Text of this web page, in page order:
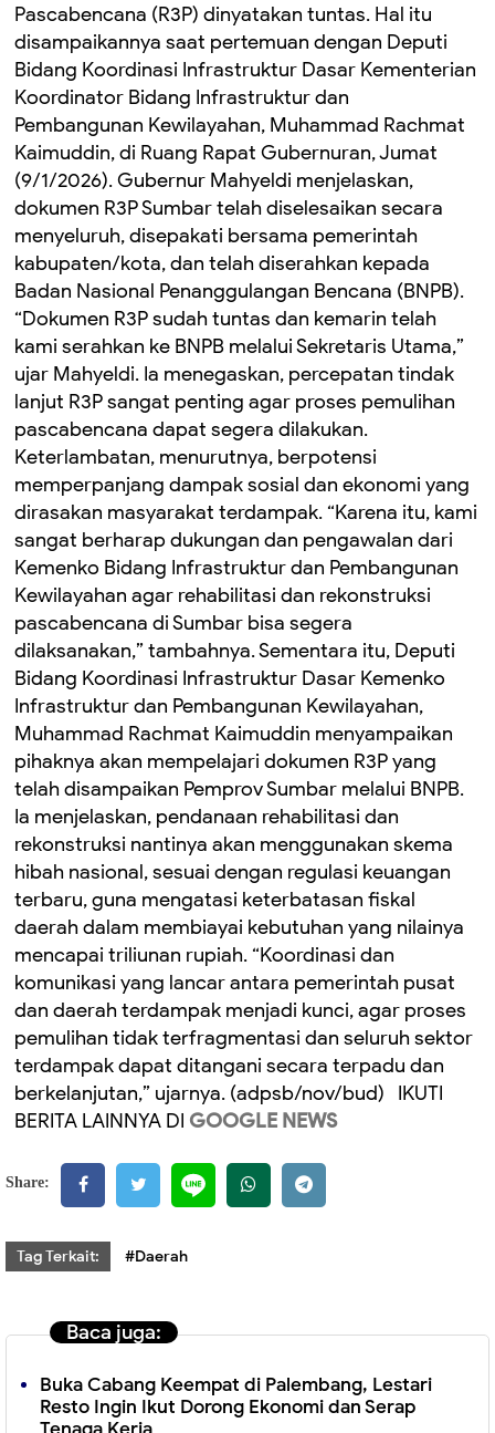
Pascabencana (R3P) dinyatakan tuntas. Hal itu
disampaikannya saat pertemuan dengan Deputi
Bidang Koordinasi Infrastruktur Dasar Kementerian
Koordinator Bidang Infrastruktur dan
Pembangunan Kewilayahan, Muhammad Rachmat
Kaimuddin, di Ruang Rapat Gubernuran, Jumat
(9/1/2026). Gubernur Mahyeldi menjelaskan,
dokumen R3P Sumbar telah diselesaikan secara
menyeluruh, disepakati bersama pemerintah
kabupaten/kota, dan telah diserahkan kepada
Badan Nasional Penanggulangan Bencana (BNPB).
“Dokumen R3P sudah tuntas dan kemarin telah
kami serahkan ke BNPB melalui Sekretaris Utama,”
ujar Mahyeldi. Ia menegaskan, percepatan tindak
lanjut R3P sangat penting agar proses pemulihan
pascabencana dapat segera dilakukan.
Keterlambatan, menurutnya, berpotensi
memperpanjang dampak sosial dan ekonomi yang
dirasakan masyarakat terdampak. “Karena itu, kami
sangat berharap dukungan dan pengawalan dari
Kemenko Bidang Infrastruktur dan Pembangunan
Kewilayahan agar rehabilitasi dan rekonstruksi
pascabencana di Sumbar bisa segera
dilaksanakan,” tambahnya. Sementara itu, Deputi
Bidang Koordinasi Infrastruktur Dasar Kemenko
Infrastruktur dan Pembangunan Kewilayahan,
Muhammad Rachmat Kaimuddin menyampaikan
pihaknya akan mempelajari dokumen R3P yang
telah disampaikan Pemprov Sumbar melalui BNPB.
Ia menjelaskan, pendanaan rehabilitasi dan
rekonstruksi nantinya akan menggunakan skema
hibah nasional, sesuai dengan regulasi keuangan
terbaru, guna mengatasi keterbatasan fiskal
daerah dalam membiayai kebutuhan yang nilainya
mencapai triliunan rupiah. “Koordinasi dan
komunikasi yang lancar antara pemerintah pusat
dan daerah terdampak menjadi kunci, agar proses
pemulihan tidak terfragmentasi dan seluruh sektor
terdampak dapat ditangani secara terpadu dan
berkelanjutan,” ujarnya. (adpsb/nov/bud) IKUTI
BERITA LAINNYA DI GOOGLE NEWS
Share:
Tag Terkait: #Daerah
Baca juga:
Buka Cabang Keempat di Palembang, Lestari
Resto Ingin Ikut Dorong Ekonomi dan Serap